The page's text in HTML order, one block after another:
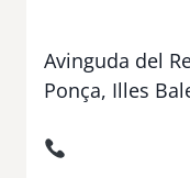
Avinguda del
Ponça, Illes